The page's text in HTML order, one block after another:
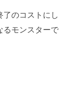
のコストにし
るモンスターで